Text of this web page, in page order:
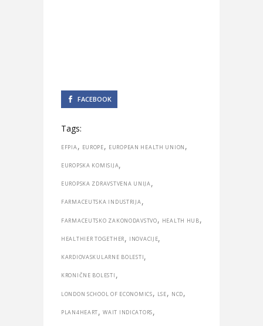
FACEBOOK
Tags:
EFPIA, EUROPE, EUROPEAN HEALTH UNION ,
EUROPSKA KOMISIJA,
EUROPSKA ZDRAVSTVENA UNIJA,
FARMACEUTSKA INDUSTRIJA,
FARMACEUTSKO ZAKONODAVSTVO, HEALTH HUB,
HEALTHIER TOGETHER, INOVACIJE,
KARDIOVASKULARNE BOLESTI,
KRONIČNE BOLESTI ,
LONDON SCHOOL OF ECONOMICS, LSE, NCD,
PLAN4HEART,WAIT INDICATORS,